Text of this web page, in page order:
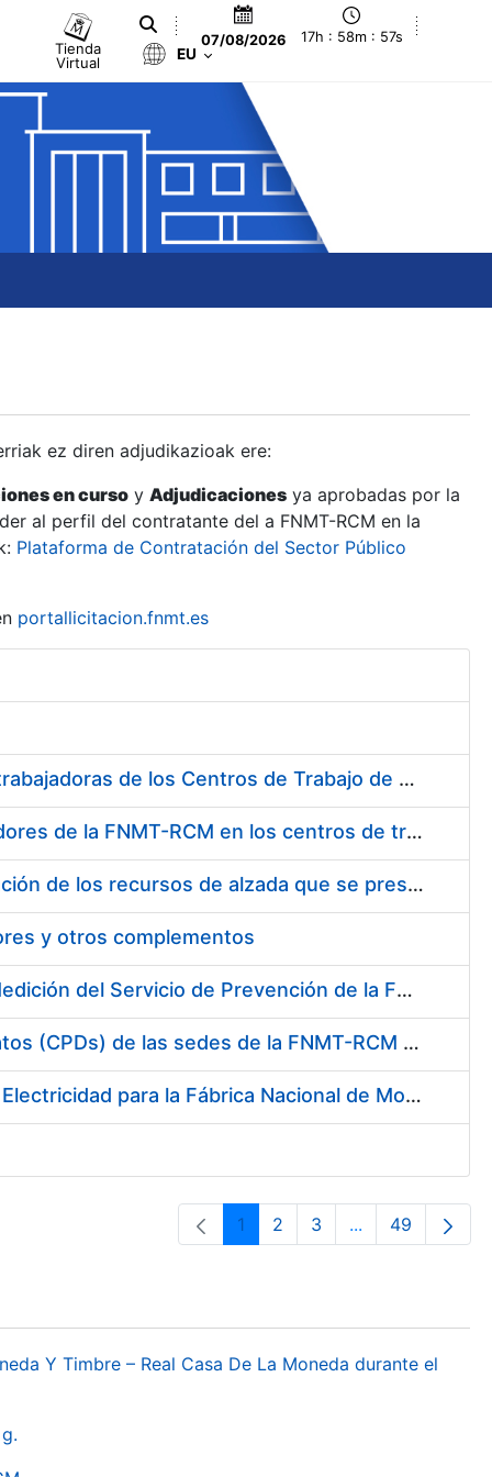
Tienda
Virtual
07/08/2026 17h : 58m : 58s
EU
ez diren adjudikazioak ere:
en curso y Adjudicaciones ya aprobadas por la
al perfil del contratante del a FNMT-RCM en la
Plataforma de Contratación del Sector Público
portallicitacion.fnmt.es
Suministro de Protectores Auditivos a medida para las personas trabajadoras de los Centros de Trabajo de Madrid y Burgos
Suministro de gafas graduadas antiproyecciones para los trabajadores de la FNMT-RCM en los centros de trabajo de Madrid y Burgos
Servicios de una empresa externa para el asesoramiento y resolución de los recursos de alzada que se presentan relacionados con procesos de selección para la FNMT-RCM
y otros complementos
Servicio de Calibración y Verificación Externa de los Equipos de Medición del Servicio de Prevención de la FNMT-RCM
Conexión mediante Fibra Óptica de los Centros de Proceso de Datos (CPDs) de las sedes de la FNMT-RCM de Burgos y Madrid
Contratación de acuerdo marco para el Suministro de Material de Electricidad para la Fábrica Nacional de Moneda y Timbre-Real Casa de la Moneda en su centro de trabajo de Burgos
Orrialdea
1 Orrialdea
2 Orrialdea
3 ...Intermediate
Orrialdea
49
Y Timbre – Real Casa De La Moneda durante el